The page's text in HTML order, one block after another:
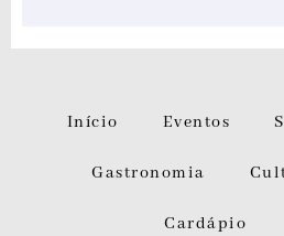
Início Eventos
Gastronomia
Cardápio